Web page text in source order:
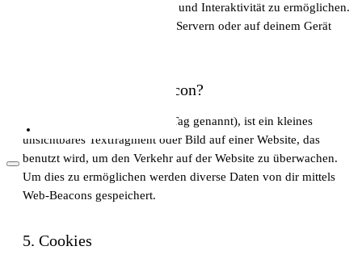
unserer Website Funktionalität und Interaktivität zu ermöglichen.
Dieser Code wird auf unseren Servern oder auf deinem Gerät
4. Was ist ein Web Beacon?
Ein Web-Beacon (auch Pixel-Tag genannt), ist ein kleines
unsichtbares Textfragment oder Bild auf einer Website, das
benutzt wird, um den Verkehr auf der Website zu überwachen.
Um dies zu ermöglichen werden diverse Daten von dir mittels
Web-Beacons gespeichert.
5. Cookies